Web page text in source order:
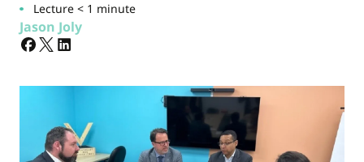
Lecture < 1 minute
Jason Joly